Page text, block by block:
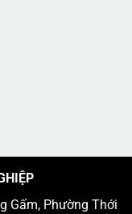
Gấm, Phường Thới